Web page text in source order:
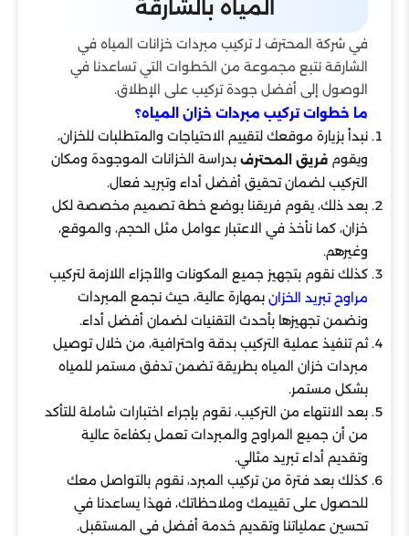
المياه بالشارقة
في شركة المحترف لـ تركيب مبردات خزانات المياه في
الشارقة نتبع مجموعة من الخطوات التي تساعدنا في
الوصول إلى أفضل جودة تركيب على الإطلاق.
ما خطوات تركيب مبردات خزان المياه؟
نبدأ بزيارة موقعك لتقييم الاحتياجات والمتطلبات للخزان،
ويقوم فريق المحترف بدراسة الخزانات الموجودة ومكان
التركيب لضمان تحقيق أفضل أداء وتبريد فعال.
بعد ذلك، يقوم فريقنا بوضع خطة تصميم مخصصة لكل
خزان، كما نأخذ في الاعتبار عوامل مثل الحجم، والموقع،
وغيرهم.
كذلك نقوم بتجهيز جميع المكونات والأجزاء اللازمة لتركيب
مراوح تبريد الخزان بمهارة عالية، حيث نجمع المبردات
ونضمن تجهيزها بأحدث التقنيات لضمان أفضل أداء.
ثم تنفيذ عملية التركيب بدقة واحترافية، من خلال توصيل
مبردات خزان المياه بطريقة تضمن تدفق مستمر للمياه
بشكل مستمر.
بعد الانتهاء من التركيب، نقوم بإجراء اختبارات شاملة للتأكد
من أن جميع المراوح والمبردات تعمل بكفاءة عالية
وتقديم أداء تبريد مثالي.
كذلك بعد فترة من تركيب المبرد، نقوم بالتواصل معك
للحصول على تقييمك وملاحظاتك، فهذا يساعدنا في
تحسين عملياتنا وتقديم خدمة أفضل في المستقبل.